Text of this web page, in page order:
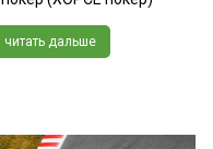
читать дальше